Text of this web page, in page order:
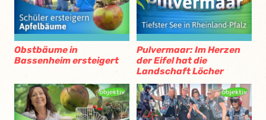
Obstbäume in
Bassenheim ersteigert
Pulvermaar: Im Herzen
der Eifel hat die
Landschaft Löcher